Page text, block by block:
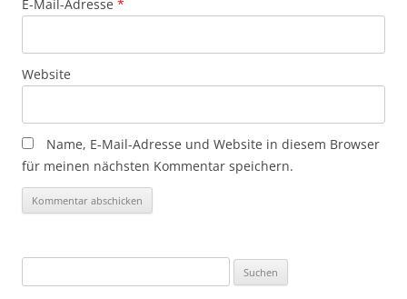
E-Mail-Adresse *
Website
Name, E-Mail-Adresse und Website in diesem Browser
für meinen nächsten Kommentar speichern.
nach: